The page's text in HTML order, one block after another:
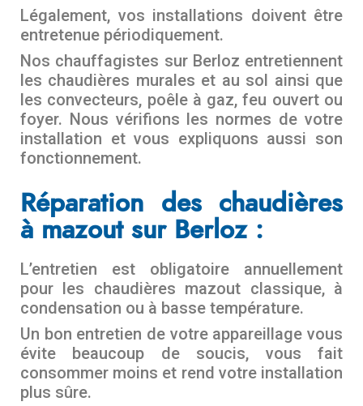
Légalement, vos installations doivent être
entretenue périodiquement.
Nos chauffagistes sur Berloz entretiennent
les chaudières murales et au sol ainsi que
les convecteurs, poêle à gaz, feu ouvert ou
foyer. Nous vérifions les normes de votre
installation et vous expliquons aussi son
fonctionnement.
Réparation des chaudières
à mazout sur Berloz :
L’entretien est obligatoire annuellement
pour les chaudières mazout classique, à
condensation ou à basse température.
Un bon entretien de votre appareillage vous
évite beaucoup de soucis, vous fait
consommer moins et rend votre installation
plus sûre.